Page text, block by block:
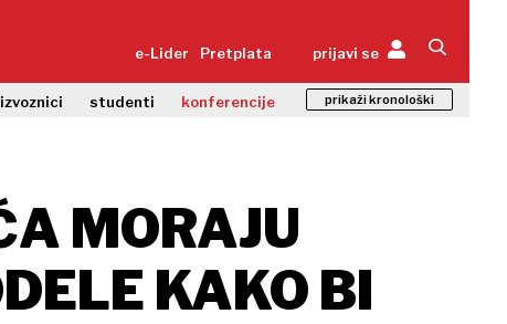
e-Lider Pretplata prijavi se
izvoznici studenti konferencije prikaži kronološki
MORAJU
KAKO BI